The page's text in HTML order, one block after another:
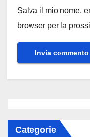
Salva il mio nome,
browser per la
Categorie